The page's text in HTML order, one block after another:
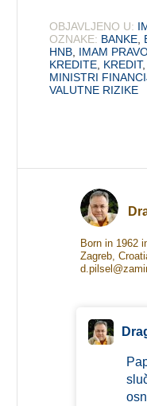
OBJAVLJENO U:
OZNAKE: BANKE
HNB IMAM
KREDITE KREDIT,
MINISTRI
VALUTNE RIZIKE
Born in 1962
Zagreb,